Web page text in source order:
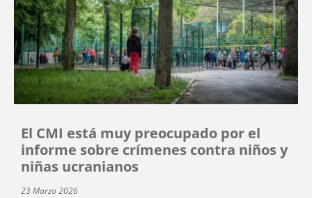
El CMI está muy preocupado por el
informe sobre crímenes contra niños y
niñas ucranianos
23 Marzo 2026